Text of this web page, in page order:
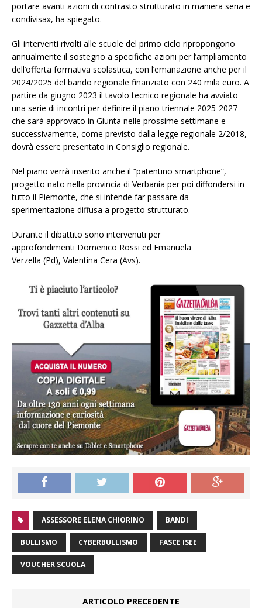
portare avanti azioni di contrasto strutturato in maniera seria e
condivisa», ha spiegato.
Gli interventi rivolti alle scuole del primo ciclo ripropongono
annualmente il sostegno a specifiche azioni per l’ampliamento
dell’offerta formativa scolastica, con l’emanazione anche per il
2024/2025 del bando regionale finanziato con 240 mila euro. A
partire da giugno 2023 il tavolo tecnico regionale ha avviato
una serie di incontri per definire il piano triennale 2025-2027
che sarà approvato in Giunta nelle prossime settimane e
successivamente, come previsto dalla legge regionale 2/2018,
dovrà essere presentato in Consiglio regionale.
Nel piano verrà inserito anche il “patentino smartphone”,
progetto nato nella provincia di Verbania per poi diffondersi in
tutto il Piemonte, che si intende far passare da
sperimentazione diffusa a progetto strutturato.
Durante il dibattito sono intervenuti per
approfondimenti Domenico Rossi ed Emanuela
Verzella (Pd), Valentina Cera (Avs).
ASSESSORE ELENA CHIORINO BANDI
BULLISMO CYBERBULLISMO FASCE ISEE
VOUCHER SCUOLA
ARTICOLO PRECEDENTE